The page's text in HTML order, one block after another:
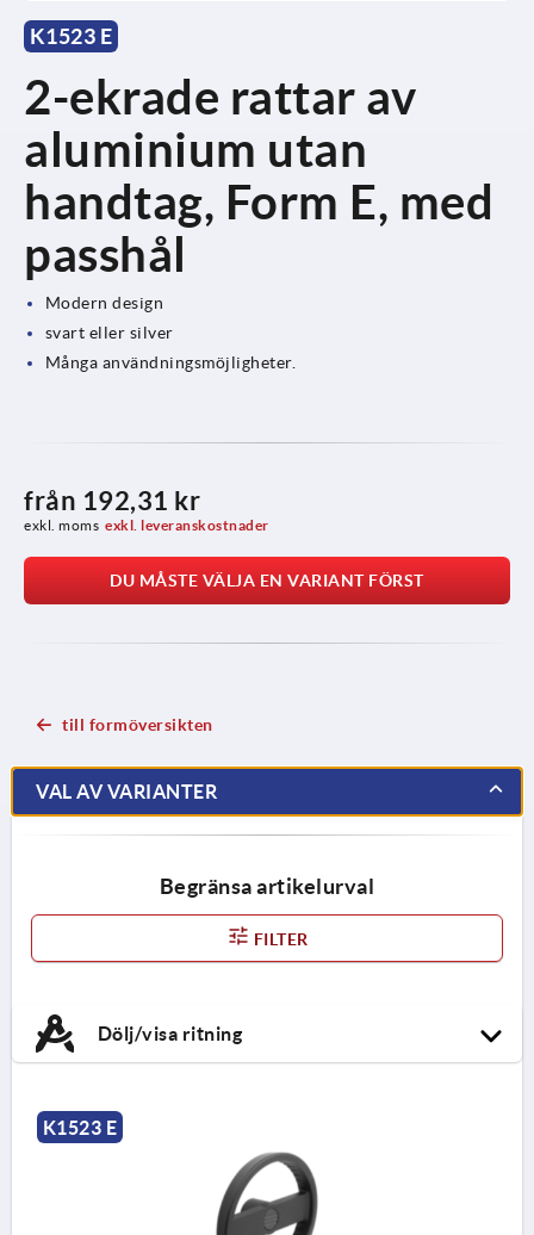
K1523 E
2-ekrade rattar av
aluminium utan
handtag, Form E, med
passhål
Modern design
svart eller silver
Många användningsmöjligheter.
från 192,31 kr
exkl. moms exkl. leveranskostnader
DU MÅSTE VÄLJA EN VARIANT FÖRST
till formöversikten
VAL AV VARIANTER
Begränsa artikelurval
FILTER
Dölj/visa ritning
K1523 E